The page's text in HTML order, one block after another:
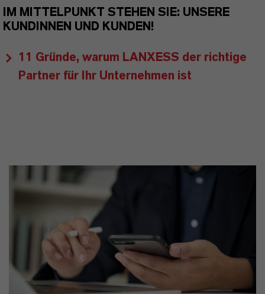
IM MITTELPUNKT STEHEN SIE: UNSERE
KUNDINNEN UND KUNDEN!
11 Gründe, warum LANXESS der richtige
Partner für Ihr Unternehmen ist